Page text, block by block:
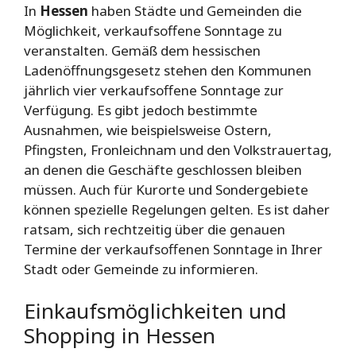
In Hessen haben Städte und Gemeinden die
Möglichkeit, verkaufsoffene Sonntage zu
veranstalten. Gemäß dem hessischen
Ladenöffnungsgesetz stehen den Kommunen
jährlich vier verkaufsoffene Sonntage zur
Verfügung. Es gibt jedoch bestimmte
Ausnahmen, wie beispielsweise Ostern,
Pfingsten, Fronleichnam und den Volkstrauertag,
an denen die Geschäfte geschlossen bleiben
müssen. Auch für Kurorte und Sondergebiete
können spezielle Regelungen gelten. Es ist daher
ratsam, sich rechtzeitig über die genauen
Termine der verkaufsoffenen Sonntage in Ihrer
Stadt oder Gemeinde zu informieren.
Einkaufsmöglichkeiten und
Shopping in Hessen